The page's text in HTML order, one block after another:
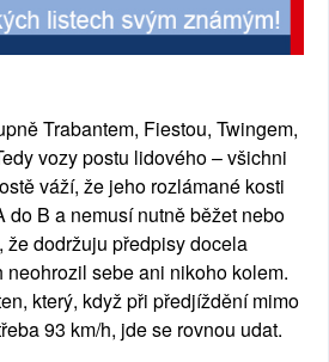
Trabantem, Fiestou, Twingem,
vozy postu lidového – všichni
váží, že jeho rozlámané kosti
do B a nemusí nutně běžet nebo
že dodržuju předpisy docela
neohrozil sebe ani nikoho kolem.
který, když při předjíždění mimo
93 km/h, jde se rovnou udat.